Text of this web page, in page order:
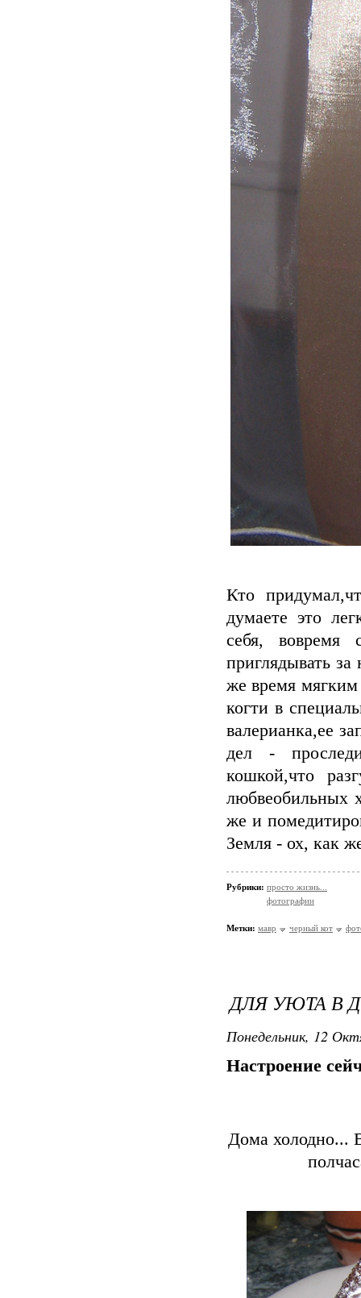
Кто
думаете это
себя, вовремя
приглядывать
же время
когти в
валерианка,ее
дел -
кошкой,что
любвеобильных
же и
Земля - ох, как
Рубрики: просто жизнь...
фотографии
Метки: мавр черный кот
ДЛЯ УЮТА В
Понедельник, 12
Настроение
Дома холодно...